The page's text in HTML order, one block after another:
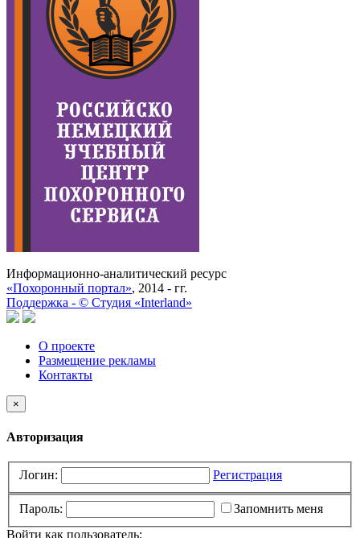
Информационно-аналитический ресурс
«Похоронный портал», 2014 - гг.
Поддержка - © Cтудия «Interland»
О проекте
Размещение рекламы
Контакты
×
Авторизация
Логин: Регистрация
Пароль:
Запомнить меня
Войти как пользователь: